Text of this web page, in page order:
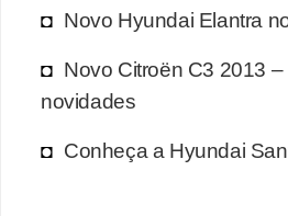
Novo Hyundai Elantra
Novo Citroën C3 2013
novidades
Conheça a Hyundai